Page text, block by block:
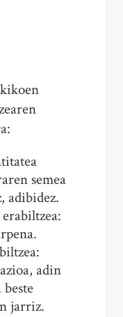
semea
adibidez.
adin
jarriz.